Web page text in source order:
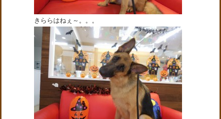
きららはねぇ～。。。